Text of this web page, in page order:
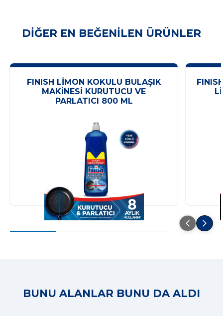
DIĞER EN BEĞENILEN ÜRÜNLER
FINISH LIMON KOKULU BULAŞIK
MAKINESI KURUTUCU VE
PARLATICI 800 ML
BUNU ALANLAR BUNU DA ALDI